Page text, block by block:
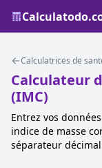
Calculatrices de
Calculateur
(IMC)
Entrez vos
indice de masse
séparateur